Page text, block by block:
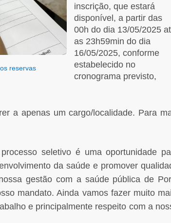
reservas
inscrição, que estará
disponível, a partir das
00h do dia 13/05/2025
as 23h59min do dia
16/05/2025, conforme
estabelecido no
cronograma previsto,
a apenas um cargo/localidade. Para
seletivo é uma oportunidade
da saúde e promover
gestão com a saúde pública de
mandato. Ainda vamos fazer muito
e principalmente respeito com a